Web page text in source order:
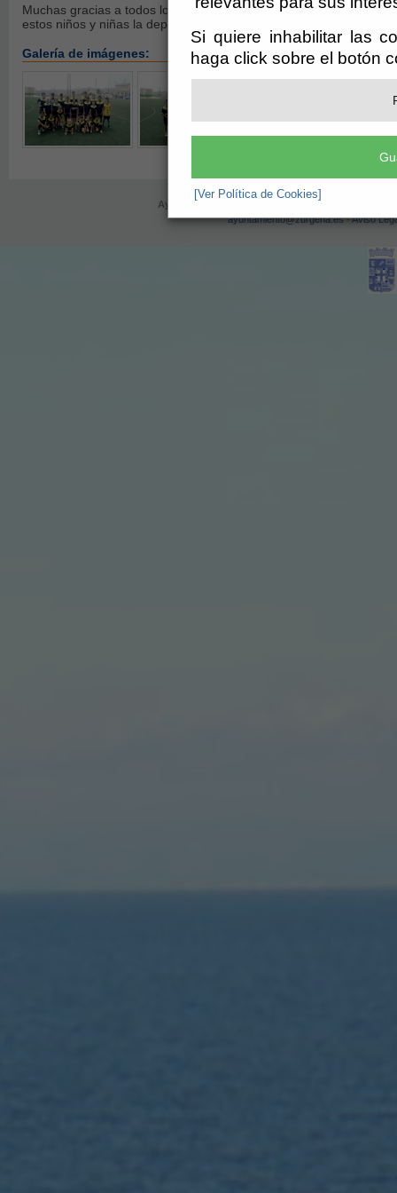
Si quiere inhabilitar las
haga click sobre el botón
[Ver Política de Cookies]
Muchas gracias a todos los que han participado en esta
estos niños y niñas la deportividad, el compañerismo y el
Galería de imágenes:
Ayuntamiento de Zurgena (CIF: P-0410300-H)
ayuntamiento@zurgena.es-Aviso